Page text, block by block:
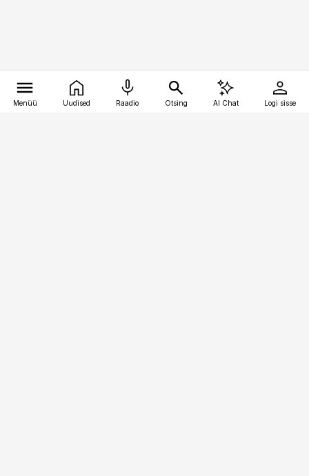
Menüü Uudised Raadio Otsing AI Chat Logi sisse